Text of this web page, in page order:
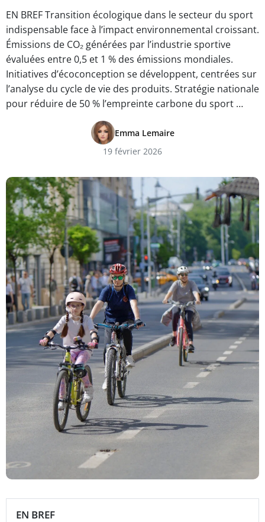
EN BREF Transition écologique dans le secteur du sport
indispensable face à l’impact environnemental croissant.
Émissions de CO₂ générées par l’industrie sportive
évaluées entre 0,5 et 1 % des émissions mondiales.
Initiatives d’écoconception se développent, centrées sur
l’analyse du cycle de vie des produits. Stratégie nationale
pour réduire de 50 % l’empreinte carbone du sport …
Emma Lemaire
19 février 2026
EN BREF